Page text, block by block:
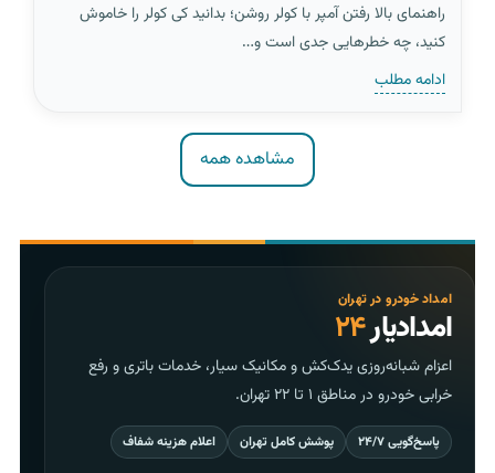
راهنمای بالا رفتن آمپر با کولر روشن؛ بدانید کی کولر را خاموش
کنید، چه خطرهایی جدی است و…
ادامه مطلب
مشاهده همه
امداد خودرو در تهران
امدادیار۲۴
اعزام شبانه‌روزی یدک‌کش و مکانیک سیار، خدمات باتری و رفع
خرابی خودرو در مناطق ۱ تا ۲۲ تهران.
پاسخ‌گویی ۲۴/۷ پوشش کامل تهران اعلام هزینه شفاف